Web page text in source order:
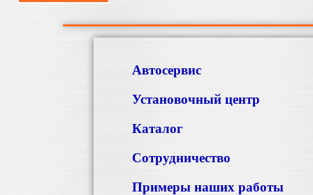
Автосервис
Установочный центр
Каталог
Сотрудничество
Примеры наших работы